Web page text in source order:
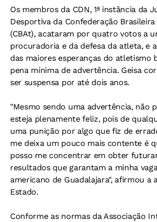
Os membros da CDN, 1ª instância da
Desportiva da Confederação
(CBAt), acataram por quatro votos a
procuradoria e da defesa da atleta, e
das maiores esperanças do atletismo
pena mínima de advertência. Geisa
ser suspensa por até dois anos.
"Mesmo sendo uma advertência, não
esteja plenamente feliz, pois de
uma punição por algo que fiz de
me deixa um pouco mais contente é
posso me concentrar em obter
resultados que garantam a minha
americano de Guadalajara", afirmou a
Estado.
Conforme as normas da Associação